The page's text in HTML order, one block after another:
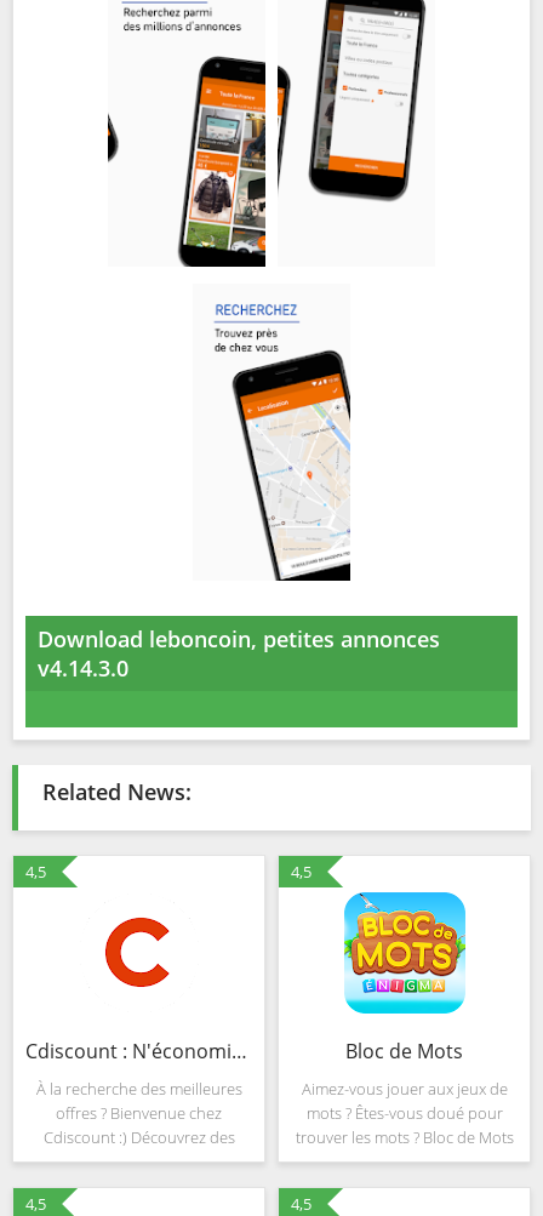
Download leboncoin, petites annonces
v4.14.3.0
Related News:
4,5
Cdiscount : N'économisez pas votre plaisir
À la recherche des meilleures
offres ? Bienvenue chez
Cdiscount :) Découvrez des
millions de produits aux prix les
plus bas, des ventes privées,
des ventes flash et des
4,5
Bloc de Mots
Aimez-vous jouer aux jeux de
mots ? Êtes-vous doué pour
trouver les mots ? Bloc de Mots
est un jeu de mots créatif et tout
nouveau gratuit avec des
paysages magnifiques ! Il vous
4,5 4,5